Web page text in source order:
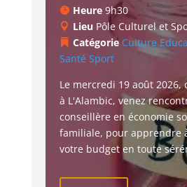
Heure 9h30
Lieu Pôle Culturel et
Catégorie Culture
Santé Sport
Le mercredi 19 août 2026,
à L'Alambic, venez
conseillère en économie
familiale, pour apprendre
votre budget en toute